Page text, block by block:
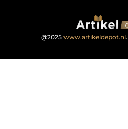
@2025 www.artikeldepot.nl